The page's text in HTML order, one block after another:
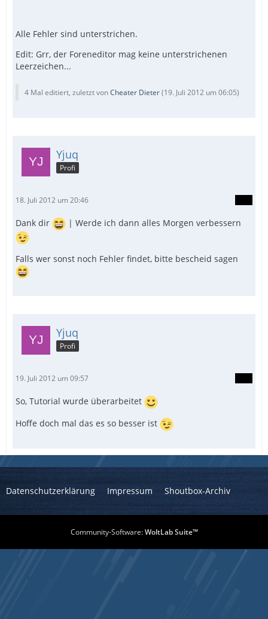
Alle Fehler sind unterstrichen.
Edit: Grr, der Foreneditor mag keine unterstrichenen
Leerzeichen...
4 Mal editiert, zuletzt vonCheater Dieter(19. Juli 2012 um 06:05)
Yjuq
Profi
18. Juli 2012 um 20:46
Dank dir | Werde ich dann alles Morgen verbessern
Falls wer sonst noch Fehler findet, bitte bescheid sagen
Yjuq
Profi
19. Juli 2012 um 09:57
So, Tutorial wurde überarbeitet
Hoffe doch mal das es so besser ist
Datenschutzerklärung Impressum Shoutbox-Archiv
Community-Software:WoltLab Suite™